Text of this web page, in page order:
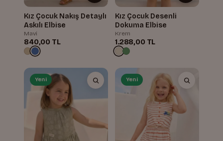
Kız Çocuk Nakış Detaylı
Askılı Elbise
Mavi
840,00 TL
Kız Çocuk Desenli
Dokuma Elbise
Krem
1.288,00 TL
Yeni Yeni